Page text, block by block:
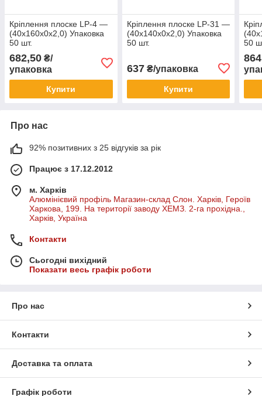
Кріплення плоске LP-4 —
(40х160х0х2,0) Упаковка
50 шт.
682,50 ₴/
упаковка
Купити
Кріплення плоске LP-31 —
(40х140х0х2,0) Упаковка
50 шт.
637₴/упаковка
Купити
50
Про нас
92% позитивних з 25 відгуків за рік
Працює з 17.12.2012
м. Харків
Алюмінієвий профіль Магазин-склад Слон. Харків, Героїв
Харкова, 199. На території заводу ХЕМЗ. 2-га прохідна.,
Харків, Україна
Контакти
Сьогодні вихідний
Показати весь графік роботи
Про нас
Контакти
Доставка та оплата
Графік роботи